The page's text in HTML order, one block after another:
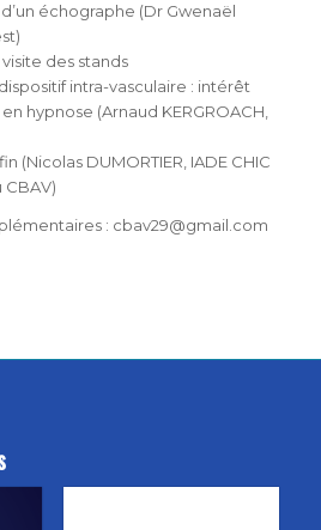
échographe (Dr Gwenaël
visite des stands
intra-vasculaire : intérêt
hypnose (Arnaud KERGROACH,
(Nicolas DUMORTIER, IADE CHIC
: cbav29@gmail.com